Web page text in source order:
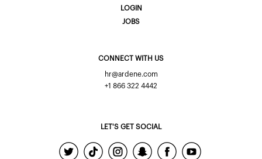
LOGIN
JOBS
CONNECT WITH US
hr@ardene.com
+1 866 322 4442
LET'S GET SOCIAL